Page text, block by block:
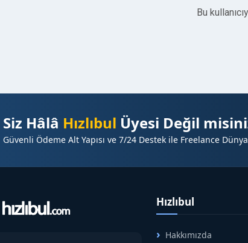
Bu
Siz Hâlâ Hızlıbul Üyesi Değil
Güvenli Ödeme Alt Yapısı ve 7/24 Destek ile Freelance
Hızlıbul
Hakkımızda